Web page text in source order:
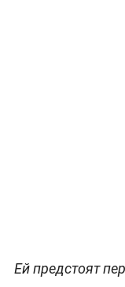
Ей предстоят